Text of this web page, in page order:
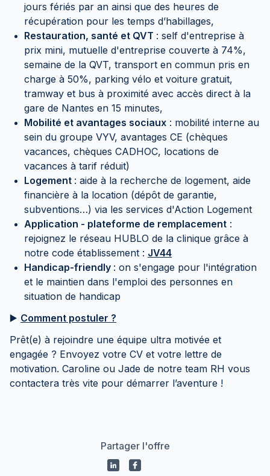
jours fériés par an ainsi que des heures de
récupération pour les temps d’habillages,
Restauration, santé et QVT : self d'entreprise à
prix mini, mutuelle d'entreprise couverte à 74%,
semaine de la QVT, transport en commun pris en
charge à 50%, parking vélo et voiture gratuit,
tramway et bus à proximité avec accès direct à la
gare de Nantes en 15 minutes,
Mobilité et avantages sociaux : mobilité interne au
sein du groupe VYV, avantages CE (chèques
vacances, chèques CADHOC, locations de
vacances à tarif réduit)
Logement : aide à la recherche de logement, aide
financière à la location (dépôt de garantie,
subventions…) via les services d'Action Logement
Application - plateforme de remplacement :
rejoignez le réseau HUBLO de la clinique grâce à
notre code établissement : JV44
Handicap-friendly : on s'engage pour l'intégration
et le maintien dans l'emploi des personnes en
situation de handicap
▶️ Comment postuler ?
Prêt(e) à rejoindre une équipe ultra motivée et
engagée ? Envoyez votre CV et votre lettre de
motivation. Caroline ou Jade de notre team RH vous
contactera très vite pour démarrer l’aventure !
Partager l'offre